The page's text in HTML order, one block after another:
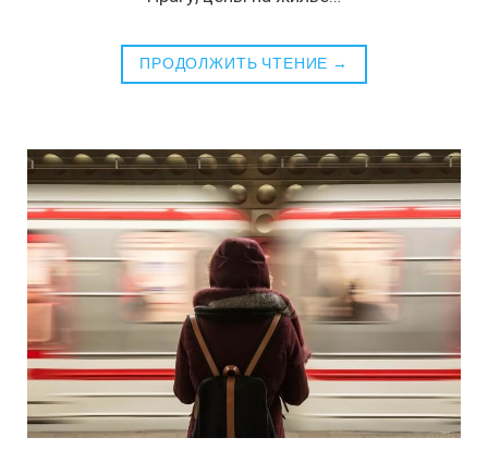
ПРОДОЛЖИТЬ ЧТЕНИЕ →